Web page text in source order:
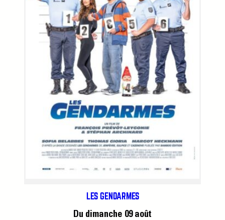
LES GENDARMES
Du dimanche 09 août